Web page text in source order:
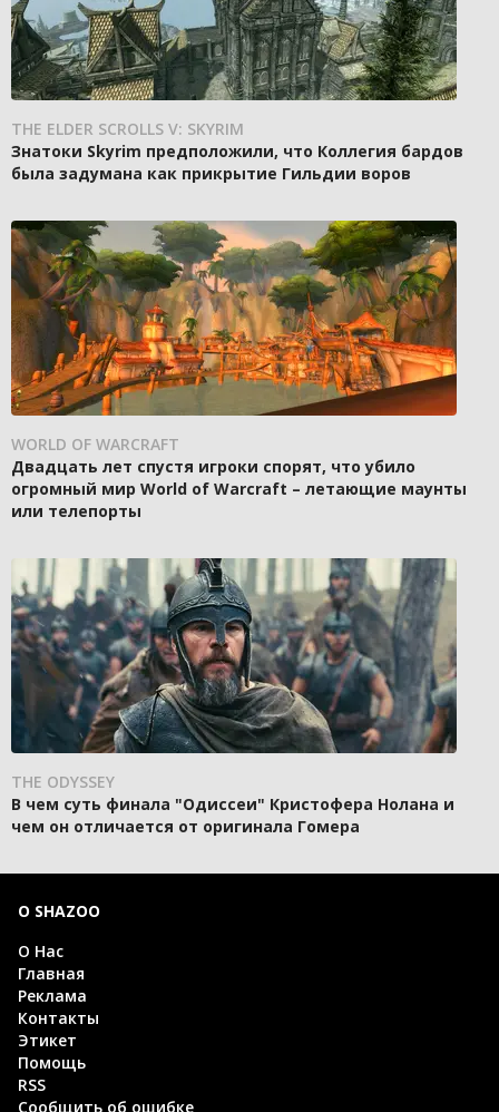
THE ELDER SCROLLS V: SKYRIM
Знатоки Skyrim предположили, что Коллегия бардов
была задумана как прикрытие Гильдии воров
WORLD OF WARCRAFT
Двадцать лет спустя игроки спорят, что убило
огромный мир World of Warcraft – летающие маунты
или телепорты
THE ODYSSEY
В чем суть финала "Одиссеи" Кристофера Нолана и
чем он отличается от оригинала Гомера
О SHAZOO
О Нас
Главная
Реклама
Контакты
Этикет
Помощь
RSS
Сообщить об ошибке